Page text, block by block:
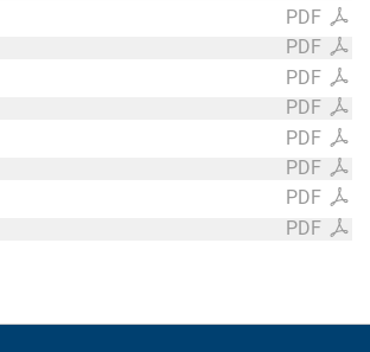
PDF
PDF
PDF
PDF
PDF
PDF
PDF
PDF